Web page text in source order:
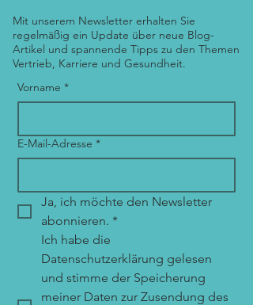
Mit unserem Newsletter erhalten Sie
regelmäßig ein Update über neue Blog-
Artikel und spannende Tipps zu den Themen
Vertrieb, Karriere und Gesundheit.
Vorname *
E-Mail-Adresse *
Ja, ich möchte den Newsletter
abonnieren. *
Ich habe die
Datenschutzerklärung gelesen
und stimme der Speicherung
meiner Daten zur Zusendung des